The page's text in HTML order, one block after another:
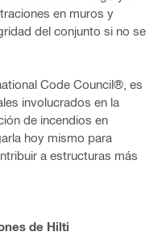
en muros y
del conjunto si no se
Code Council®, es
involucrados en la
de incendios en
hoy mismo para
a estructuras más
de Hilti